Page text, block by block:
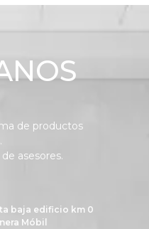
de productos
asesores.
baja edificio km 0
Móbil